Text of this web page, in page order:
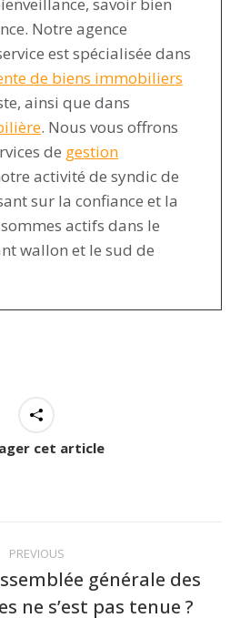
Notre agence
est spécialisée dans
de biens immobiliers
ainsi que dans
. Nous vous offrons
de gestion
activité de syndic de
sur la confiance et la
actifs dans le
wallon et le sud de
cet article
PREVIOUS
Previous
générale des
ne s’est pas tenue ?